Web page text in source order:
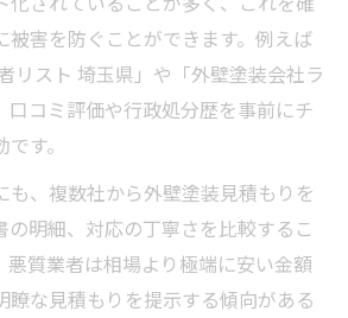
被害を防ぐことができます。例えば
リスト 埼玉県」や「外壁塗装会社ラ
口コミ評価や行政処分歴を事前にチ
す。
も、複数社から外壁塗装見積もりを
の明細、対応の丁寧さを比較するこ
悪質業者は相場より極端に安い金額
瞭な見積もりを提示する傾向がある